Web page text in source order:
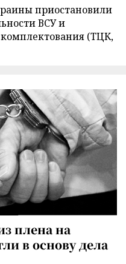
приостановили
ВСУ и
(ТЦК,
плена на
в основу дела